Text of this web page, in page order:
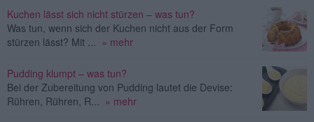
Kuchen lässt sich nicht stürzen – was tun?
Was tun, wenn sich der Kuchen nicht aus der Form
stürzen lässt? Mit ...
» mehr
Pudding klumpt – was tun?
Bei der Zubereitung von Pudding lautet die Devise:
Rühren, Rühren, R...
» mehr